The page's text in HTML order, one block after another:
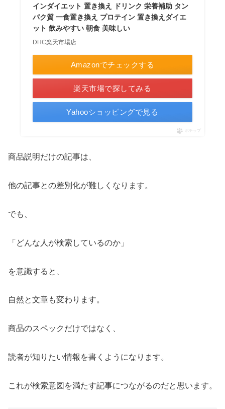
インダイエット 置き換え ドリンク 栄養補助 タン
パク質 一食置き換え プロテイン 置き換えダイエ
ット 飲みやすい 朝食 美味しい
DHC楽天市場店
Amazonでチェックする
楽天市場で探してみる
Yahooショッピングで見る
ポチップ
商品説明だけの記事は、
他の記事との差別化が難しくなります。
でも、
「どんな人が検索しているのか」
を意識すると、
自然と文章も変わります。
商品のスペックだけではなく、
読者が知りたい情報を書くようになります。
これが検索意図を満たす記事につながるのだと思います。